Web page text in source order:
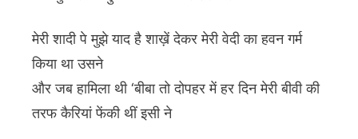
मेरी शादी पे मुझे याद है शाख़ें देकर मेरी वेदी का हवन गर्म
किया था उसने
और जब हामिला थी ‘बीबा तो दोपहर में हर दिन मेरी बीवी की
तरफ कैरियां फेंकी थीं इसी ने